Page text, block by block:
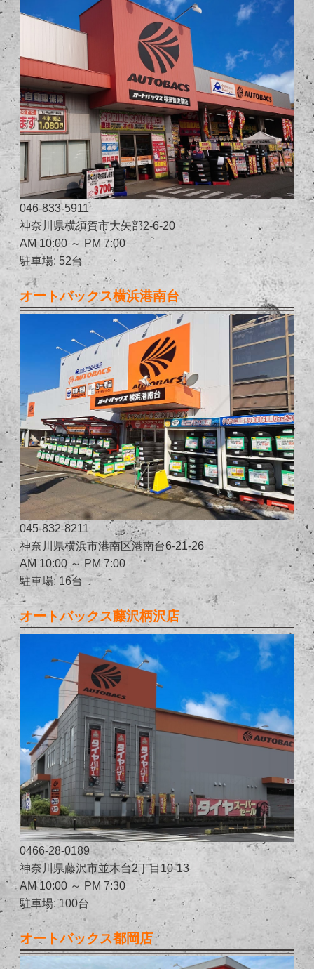
046-833-5911
神奈川県横須賀市大矢部2-6-20
AM 10:00 ～ PM 7:00
駐車場: 52台
オートバックス横浜港南台
045-832-8211
神奈川県横浜市港南区港南台6-21-26
AM 10:00 ～ PM 7:00
駐車場: 16台
オートバックス藤沢柄沢店
0466-28-0189
神奈川県藤沢市並木台2丁目10-13
AM 10:00 ～ PM 7:30
駐車場: 100台
オートバックス都岡店